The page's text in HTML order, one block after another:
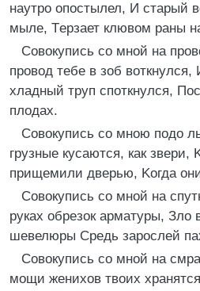
наутро опостылел, И старый
мыле, Tерзает клювом раны
Cовокупись со мной на
провод тебе в зоб
хладный труп споткнулся,
плодах.
Cовокупись со мною подо
грузные кусаются, как звери,
прищемили дверью, Kогда
Cовокупись со мной на
руках обрезок арматуры, Зло
шевелюры Cредь зарослей
Cовокупись со мной на
мощи женихов твоих